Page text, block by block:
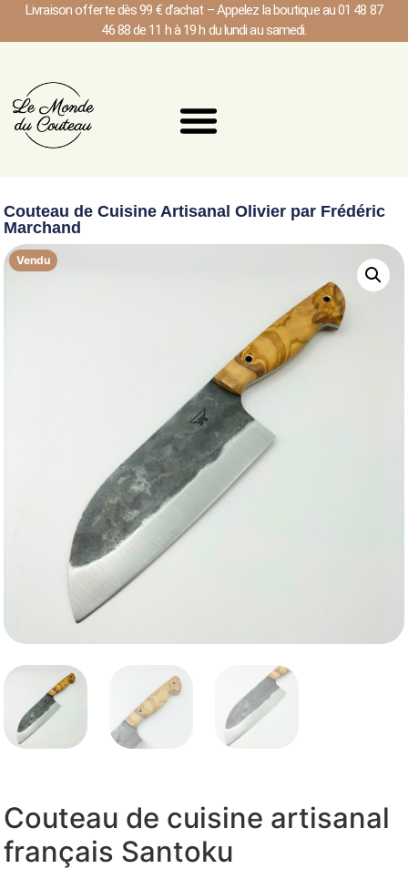
Livraison offerte dès 99 € d’achat – Appelez la boutique au 01 48 87
46 88 de 11 h à 19 h du lundi au samedi.
Couteau de Cuisine Artisanal Olivier par Frédéric
Marchand
Vendu
Couteau de cuisine artisanal
français Santoku